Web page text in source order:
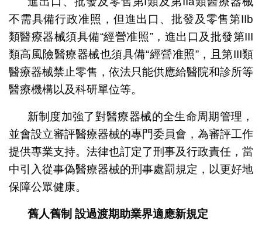
不需具備行政准照，但進出口、批發及零售第IIb
類醫療器械須具備“經營准照”，進出口及批發第III
類高風險醫療器械也須具備“經營准照”，且第III類
醫療器械禁止零售，依法只能供應給醫院和診所等
醫療機構以及科研單位等。
新制度加強了對醫療器械的全生命周期管理，
並會設立審評醫療器械的專門委員會，為審評工作
提供專業支持。法律也訂定了刑事及行政責任，當
中引入從事偽醫療器械的刑事處罰規定，以更好地
保障公眾健康。
舊人舊制 設過渡期助業界適應新規定